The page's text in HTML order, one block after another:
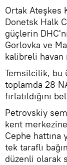
Ortak Ateşkes
Donetsk Halk
güçlerin
Gorlovka ve
kalibreli havan
Temsilcilik, bu
toplamda 28
fırlatıldığını
Petrovskiy
kent
Cephe hattına
tek taraflı
düzenli olarak